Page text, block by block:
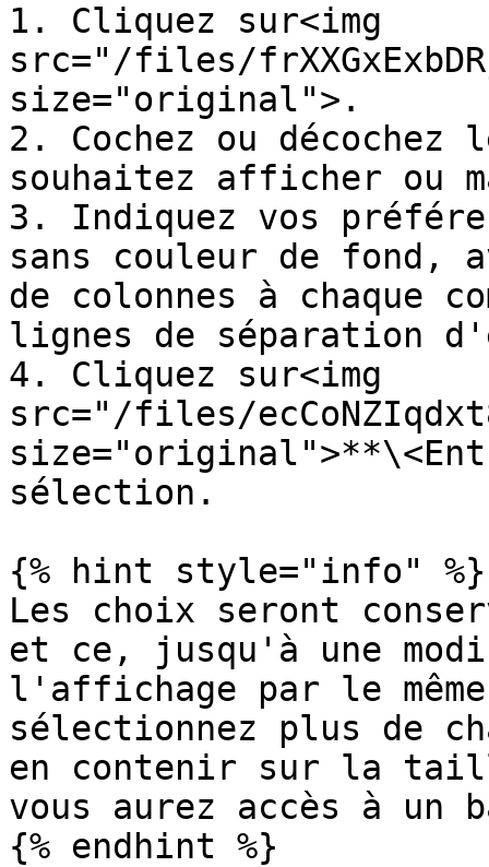
1. Cliquez sur<img
src="/files/
size="original">.
2. Cochez ou
souhaitez afficher ou
3. Indiquez vos
sans couleur de
de colonnes à chaque
lignes de séparation
4. Cliquez sur<img
src="/files/
sélection.
{% hint style="info" %}
Les choix seront
et ce, jusqu'à une
l'affichage par le
sélectionnez plus de
en contenir sur la
vous aurez accès à un
{% endhint %}